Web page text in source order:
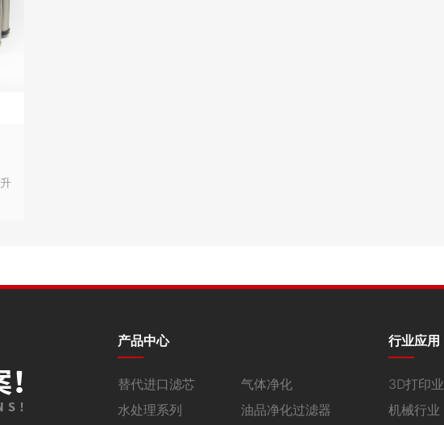
产品中心
替代进口滤芯
气体净化
水处理系列
油品净化过滤器
行业应用
3D打印业
机械行业